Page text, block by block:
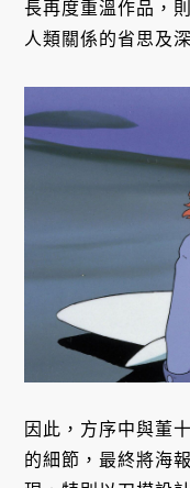
長再度重溫作品，
人類關係的省思及
因此，方序中與董
的細節，最終將海